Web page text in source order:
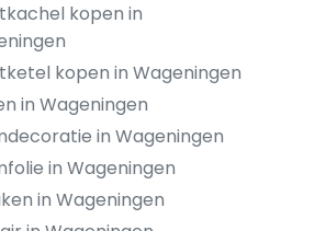
kopen in
kopen in Wageningen
in Wageningen
in Wageningen
in Wageningen
in Wageningen